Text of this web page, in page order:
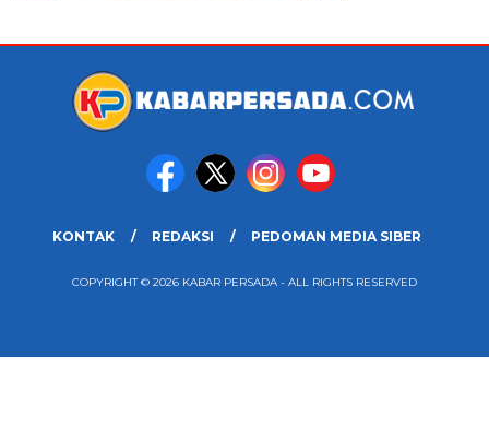
KONTAK REDAKSI PEDOMAN MEDIA SIBER
COPYRIGHT © 2026 KABAR PERSADA - ALL RIGHTS RESERVED